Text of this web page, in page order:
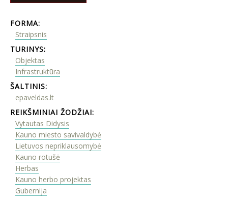
FORMA:
Straipsnis
TURINYS:
Objektas
Infrastruktūra
ŠALTINIS:
epaveldas.lt
REIKŠMINIAI ŽODŽIAI:
Vytautas Didysis
Kauno miesto savivaldybė
Lietuvos nepriklausomybė
Kauno rotušė
Herbas
Kauno herbo projektas
Gubernija